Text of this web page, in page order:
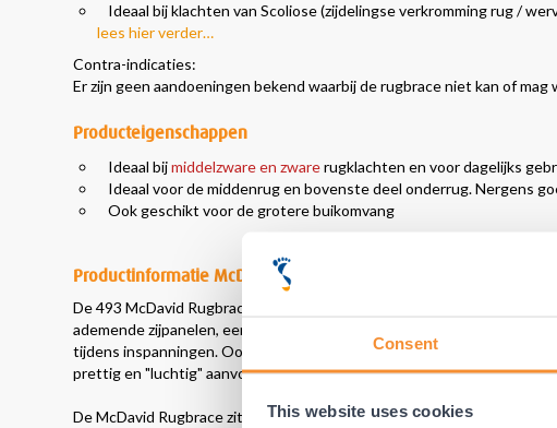
Consent
This website uses cookies
Ideaal bij klachten van Scoliose (zijdelingse verkromming rug /
lees hier verder…
Contra-indicaties:
Er zijn geen aandoeningen bekend waarbij de rugbrace niet kan of mag
Producteigenschappen
Ideaal bijmiddelzware en zwarerugklachten en voor dagelijks
Ideaal voor de middenrug en bovenste deel onderrug. Nergens
Ook geschikt voor de grotere buikomvang
Productinformatie McDavid 493 Rugbrace
De 493 McDavid Rugbrace is één van de vele
ademende zijpanelen, een neopreen luchtpaneel voor warmte en
tijdens inspanningen. Ook beschikken de McDavid rugbraces over
prettig en "luchtig" aanvoelt, ook tijdens het sporten en werken.
De McDavid Rugbrace zit daarbij ook nog eens heel comfortabel